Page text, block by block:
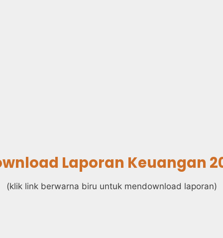
Laporan Keuangan
(klik link berwarna biru untuk mendownload laporan)